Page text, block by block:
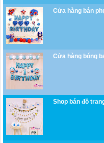
Cửa hàng bán
Cửa hàng bóng
Shop bán đồ